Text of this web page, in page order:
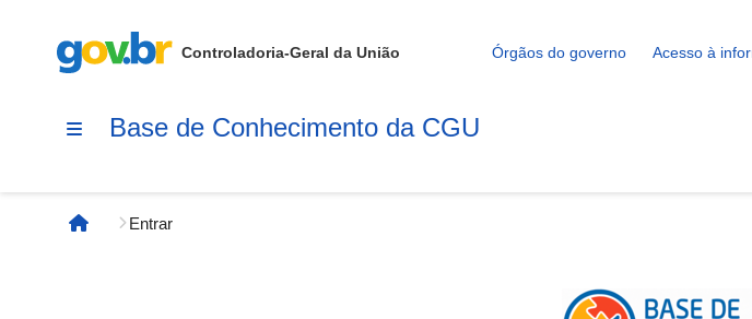
Controladoria-Geral da União Órgãos do governo Acesso à
Base de Conhecimento da CGU
Página inicial
Entrar